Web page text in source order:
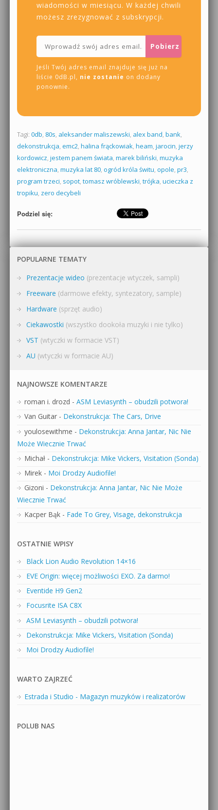
wiadomości w miesiącu. W każdej chwili
możesz zrezygnować z subskrypcji.
Jeśli Twój adres email znajduje się już na
liście 0dB.pl, nie zostanie on dodany
ponownie.
Tagi: 0db, 80s, aleksander maliszewski, alex band, bank,
dekonstrukcja, emc2, halina frąckowiak, heam, jarocin, jerzy
kordowicz, jestem panem świata, marek biliński, muzyka
elektroniczna, muzyka lat 80, ogród króla świtu, opole, pr3,
program trzeci, sopot, tomasz wróblewski, trójka, ucieczka z
tropiku, zero decybeli
Podziel się:
POPULARNE TEMATY
Prezentacje wideo (prezentacje wtyczek, sampli)
Freeware (darmowe efekty, syntezatory, sample)
Hardware (sprzęt audio)
Ciekawostki (wszystko dookoła muzyki i nie tylko)
VST (wtyczki w formacie VST)
AU (wtyczki w formacie AU)
NAJNOWSZE KOMENTARZE
roman i. drozd - ASM Leviasynth – obudzili potwora!
Van Guitar - Dekonstrukcja: The Cars, Drive
youlosewithme - Dekonstrukcja: Anna Jantar, Nic Nie
Może Wiecznie Trwać
Michał - Dekonstrukcja: Mike Vickers, Visitation (Sonda)
Mirek - Moi Drodzy Audiofile!
Gizoni - Dekonstrukcja: Anna Jantar, Nic Nie Może
Wiecznie Trwać
Kacper Bąk - Fade To Grey, Visage, dekonstrukcja
OSTATNIE WPISY
Black Lion Audio Revolution 14×16
EVE Origin: więcej możliwości EXO. Za darmo!
Eventide H9 Gen2
Focusrite ISA C8X
ASM Leviasynth – obudzili potwora!
Dekonstrukcja: Mike Vickers, Visitation (Sonda)
Moi Drodzy Audiofile!
WARTO ZAJRZEĆ
Estrada i Studio - Magazyn muzyków i realizatorów
POLUB NAS